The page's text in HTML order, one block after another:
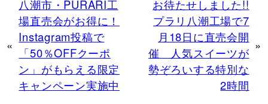
«
八潮市・PURARI工
場直売会がお得に！
Instagram投稿で
「50％OFFクーポ
ン」がもらえる限定
キャンペーン実施中
お待たせしました!!
プラリ八潮工場で7
月18日に直売会開
催 人気スイーツが
勢ぞろいする特別な
2時間
»